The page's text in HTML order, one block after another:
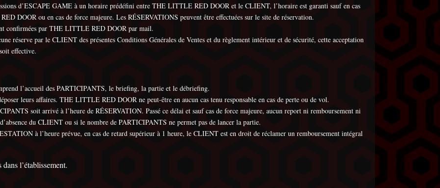
d’ESCAPE GAME à un horaire prédéfini entre THE LITTLE RED DOOR et le CLIENT, l’horaire est garanti sauf en cas
DOOR ou en cas de force majeure. Les RÉSERVATIONS peuvent être effectuées sur le site de réservation.
confirmées par THE LITTLE RED DOOR par mail.
réserve par le CLIENT des présentes Conditions Générales de Ventes et du règlement intérieur et de sécurité, cette acceptation
effective.
l’accueil des PARTICIPANTS, le briefing, la partie et le débriefing.
leurs affaires. THE LITTLE RED DOOR ne peut-être en aucun cas tenu responsable en cas de perte ou de vol.
soit arrivé à l’heure de RÉSERVATION. Passé ce délai et sauf cas de force majeure, aucun report ni remboursement ni
du CLIENT ou si le nombre de PARTICIPANTS ne permet pas de lancer la partie.
à l’heure prévue, en cas de retard supérieur à 1 heure, le CLIENT est en droit de réclamer un remboursement intégral
l’établissement.